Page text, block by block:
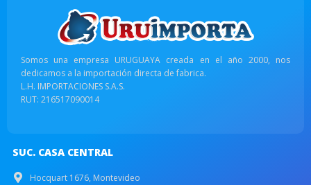
Somos una empresa URUGUAYA creada en el año 2000, nos
dedicamos a la importación directa de fabrica.
L.H. IMPORTACIONES S.A.S.
RUT: 216517090014
SUC. CASA CENTRAL
Hocquart 1676, Montevideo